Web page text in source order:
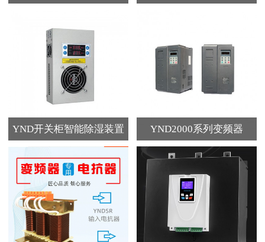
YND开关柜智能除湿装置 YND2000系列变频器